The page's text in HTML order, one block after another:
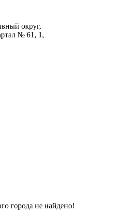
округ,
№ 61, 1,
города не найдено!